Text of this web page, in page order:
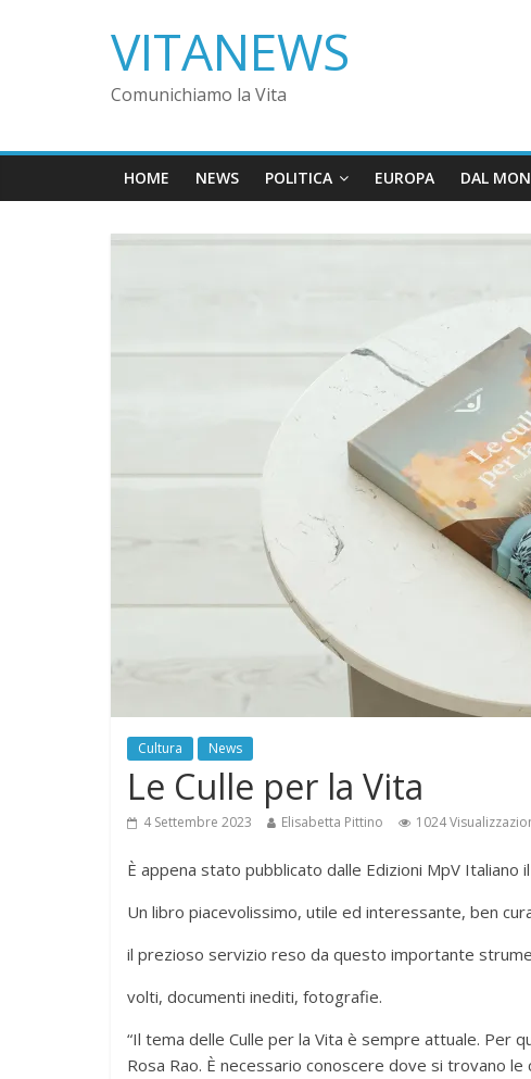
VITANEWS
Comunichiamo la Vita
HOME NEWS POLITICA EUROPA DAL
Cultura News
Le Culle per la Vita
4 Settembre 2023 Elisabetta Pittino 1024
È appena stato pubblicato dalle Edizioni MpV Italiano
Un libro piacevolissimo, utile ed interessante, ben
il prezioso servizio reso da questo importante
volti, documenti inediti, fotografie.
“Il tema delle Culle per la Vita è sempre attuale. Per
Rosa Rao. È necessario conoscere dove si trovano